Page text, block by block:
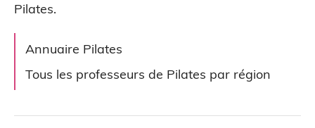
Pilates.
Annuaire Pilates
Tous les professeurs de Pilates par région